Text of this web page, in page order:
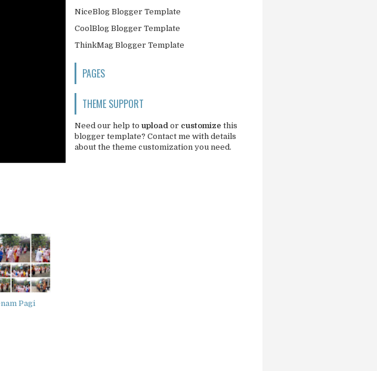
Pagi
NiceBlog Blogger Template
CoolBlog Blogger Template
ThinkMag Blogger Template
PAGES
THEME SUPPORT
Need our help to upload or customize this
blogger template? Contact me with details
about the theme customization you need.